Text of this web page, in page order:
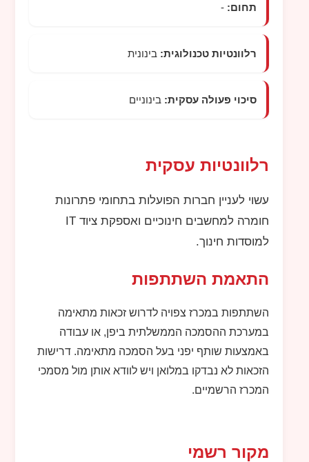
תחום:-
רלוונטיות טכנולוגית:בינונית
סיכוי פעולה עסקית:בינוניים
רלוונטיות עסקית
עשוי לעניין חברות הפועלות בתחומי פתרונות
חומרה למחשבים חינוכיים ואספקת ציודIT
למוסדות חינוך.
התאמת השתתפות
השתתפות במכרז צפויה לדרוש זכאות מתאימה
במערכת ההסמכה הממשלתית ביפן, או עבודה
באמצעות שותף יפני בעל הסמכה מתאימה. דרישות
הזכאות לא נבדקו במלואן ויש לוודא אותן מול מסמכי
המכרז הרשמיים.
מקור רשמי